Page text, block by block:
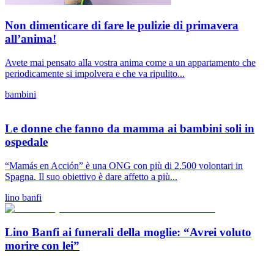
Non dimenticare di fare le pulizie di primavera
all’anima!
Avete mai pensato alla vostra anima come a un appartamento che
periodicamente si impolvera e che va ripulito...
bambini
Le donne che fanno da mamma ai bambini soli in
ospedale
“Mamás en Acción” è una ONG con più di 2.500 volontari in
Spagna. Il suo obiettivo è dare affetto a più...
lino banfi
Lino Banfi ai funerali della moglie: “Avrei voluto
morire con lei”